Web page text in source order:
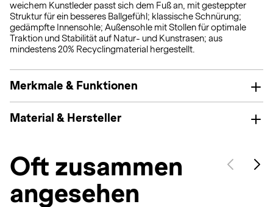
weichem Kunstleder passt sich dem Fuß an, mit gesteppter
Struktur für ein besseres Ballgefühl; klassische Schnürung;
gedämpfte Innensohle; Außensohle mit Stollen für optimale
Traktion und Stabilität auf Natur- und Kunstrasen; aus
mindestens 20% Recyclingmaterial hergestellt.
Merkmale & Funktionen
Material & Hersteller
Oft zusammen
angesehen